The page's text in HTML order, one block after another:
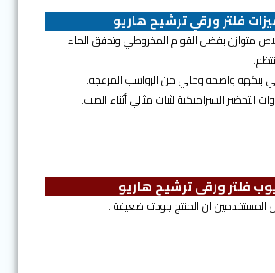
فلتر ورقي ترشيح هاريو
متوازن بفضل القوام المخروطي وتدفق الماء
بنكهة واضحة وخالي من الرواسب المزعجة.
التحضير السيراميكية لثبات مثالي أثناء الصب.
فلتر ورقي ترشيح هاريو
ان المنتج جودته ضعيفة .